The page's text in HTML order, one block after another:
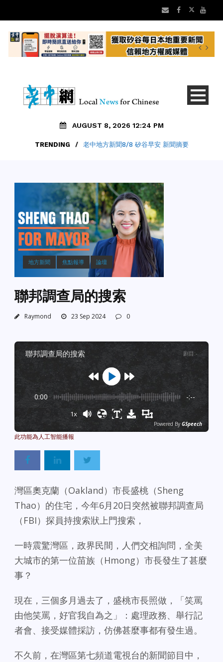
AUGUST 8, 2026 12:24 PM
TRENDING / 老中地方新聞8/8 矽谷早安 新聞摘要
地方新聞 焦點報導 論壇
聯邦調查局的搜索
Raymond 23 Sep 2024 0
聯邦調查局的搜索 剧目 :-
0:00 -:--
1x
Powered By GSpeech
灣區奧克蘭（Oakland）市長盛桃（Sheng
Thao）的住宅，今年6月20日突然被聯邦調查局
（FBI）探員持搜索狀上門搜索，
一時震驚灣區，政界民間，人們交相詢問，全美
大城市的第一位苗族（Hmong）市長發生了甚麼
事？
現在，三個多月過去了，盛桃市長照做，「笑罵
由他笑罵，好官我自為之」：處理政務、舉行記
者會、接受媒體採訪，仿佛甚麼事都有發生過。
不久前，在灣區第七頻道電視台的新聞節目中，